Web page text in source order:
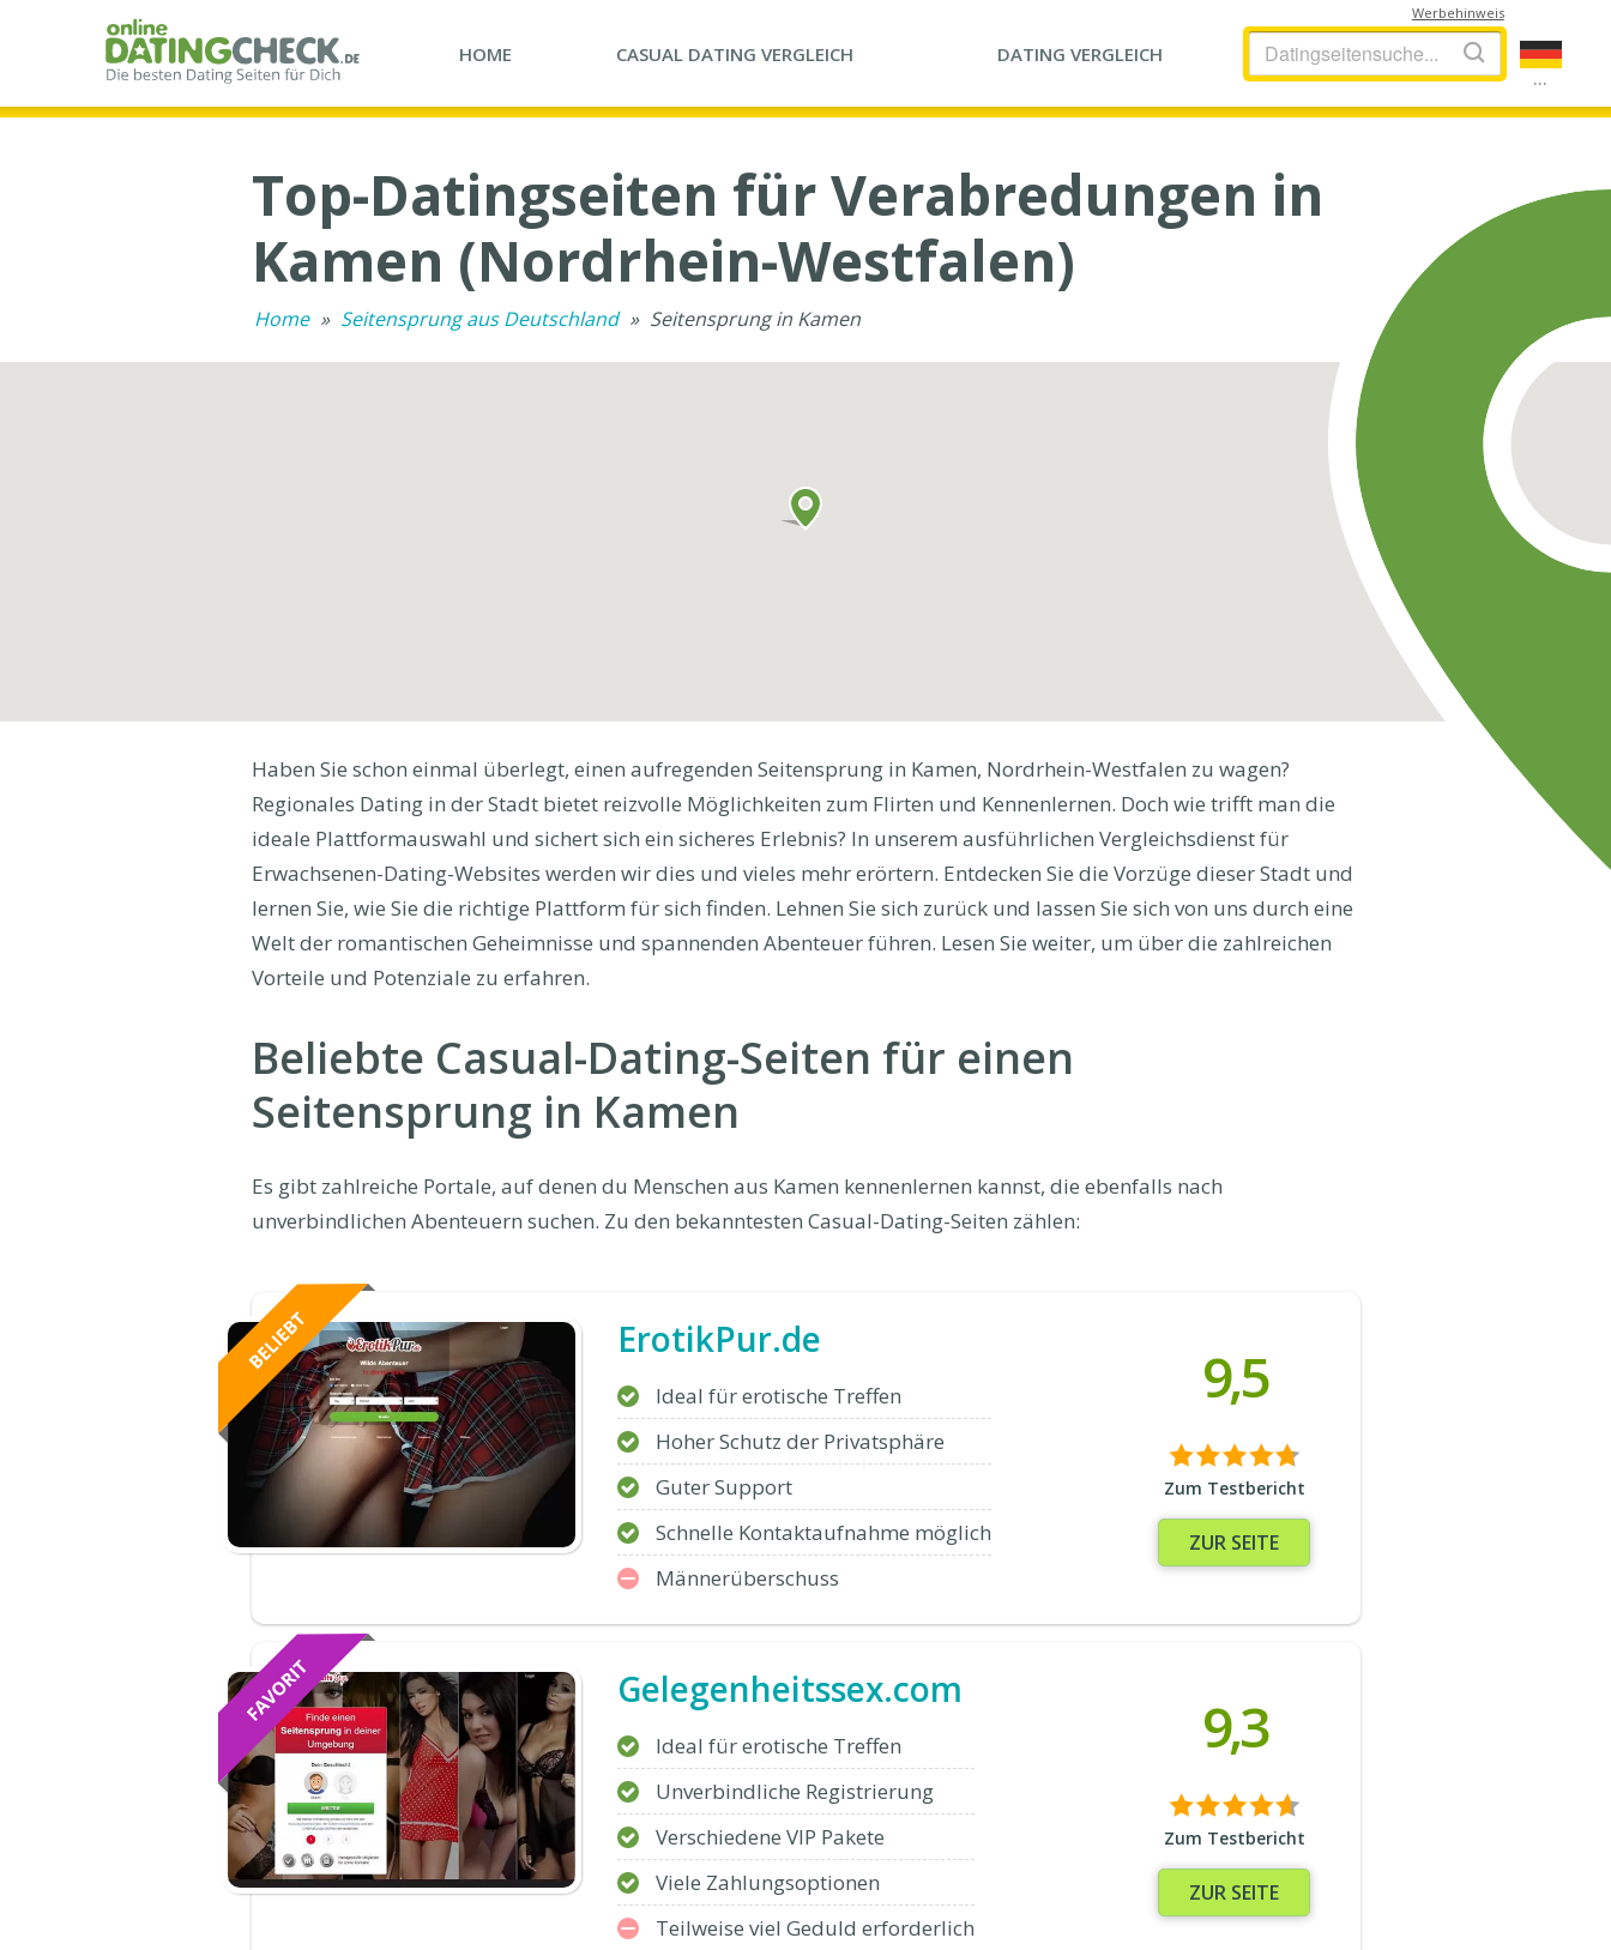
HOME CASUAL DATING VERGLEICH DATING VERGLEICH
...
Werbehinweis
Top-Datingseiten für Verabredungen in
Kamen (Nordrhein-Westfalen)
Home » Seitensprung aus Deutschland » Seitensprung in Kamen
Haben Sie schon einmal überlegt, einen aufregenden Seitensprung in Kamen, Nordrhein-Westfalen zu wagen?
Regionales Dating in der Stadt bietet reizvolle Möglichkeiten zum Flirten und Kennenlernen. Doch wie trifft man die
ideale Plattformauswahl und sichert sich ein sicheres Erlebnis? In unserem ausführlichen Vergleichsdienst für
Erwachsenen-Dating-Websites werden wir dies und vieles mehr erörtern. Entdecken Sie die Vorzüge dieser Stadt und
lernen Sie, wie Sie die richtige Plattform für sich finden. Lehnen Sie sich zurück und lassen Sie sich von uns durch eine
Welt der romantischen Geheimnisse und spannenden Abenteuer führen. Lesen Sie weiter, um über die zahlreichen
Vorteile und Potenziale zu erfahren.
Beliebte Casual-Dating-Seiten für einen
Seitensprung in Kamen
Es gibt zahlreiche Portale, auf denen du Menschen aus Kamen kennenlernen kannst, die ebenfalls nach
unverbindlichen Abenteuern suchen. Zu den bekanntesten Casual-Dating-Seiten zählen:
ErotikPur.de
Ideal für erotische Treffen
Hoher Schutz der Privatsphäre
Guter Support
Schnelle Kontaktaufnahme möglich
Männerüberschuss
9,5
Zum Testbericht
ZUR SEITE
Gelegenheitssex.com
Ideal für erotische Treffen
Unverbindliche Registrierung
Verschiedene VIP Pakete
Viele Zahlungsoptionen
Teilweise viel Geduld erforderlich
9,3
Zum Testbericht
ZUR SEITE